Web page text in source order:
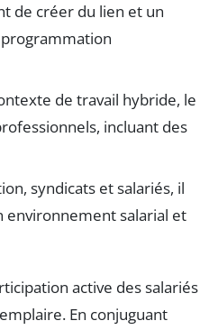
de créer du lien et un
programmation
de travail hybride, le
incluant des
syndicats et salariés, il
environnement salarial et
active des salariés
En conjuguant